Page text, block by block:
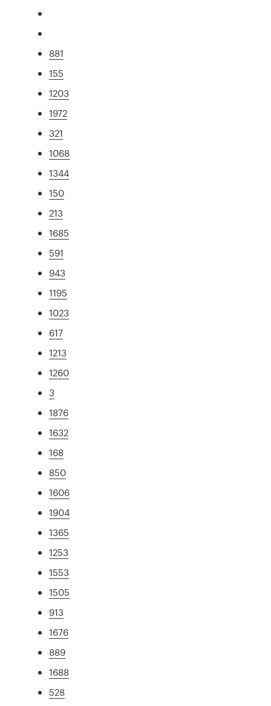
881
155
1203
1972
321
1068
1344
150
213
1685
591
943
1195
1023
617
1213
1260
3
1876
1632
168
850
1606
1904
1365
1253
1553
1505
913
1676
889
1688
528